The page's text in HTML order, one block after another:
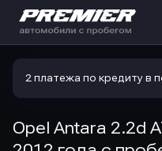
2 платежа по кредиту в
Opel Antara 2.2d